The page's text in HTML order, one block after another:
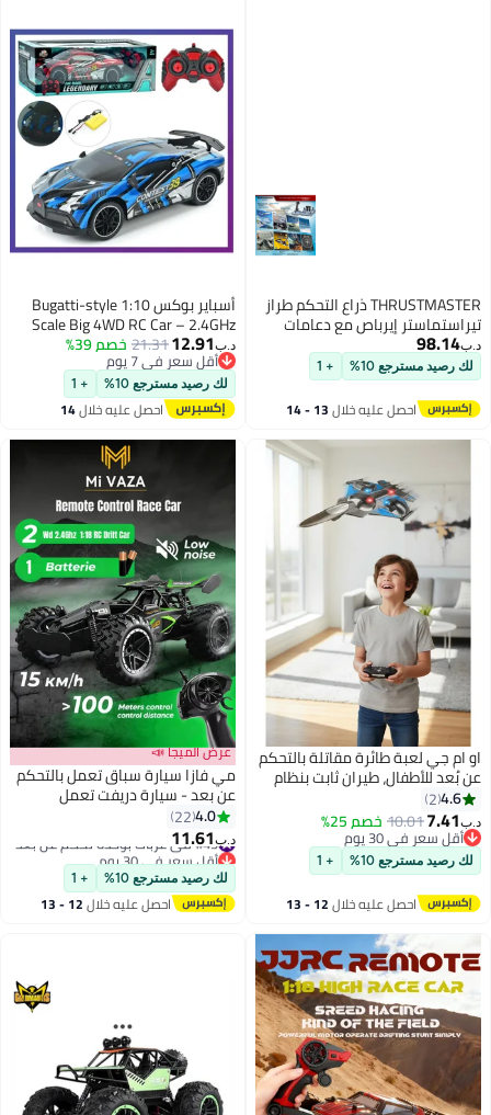
THRUSTMASTER ذراع التحكم طراز
تيراستماستر إيرباص مع دعامات
ومفسدات متوافق مع محاكي
الطيران للكمبيوتر
د.ب‏98.14
لك رصيد مسترجع 10% + 1
احصل عليه خلال 13 - 14
أسباير بوكس Bugatti-style 1:10
Scale Big 4WD RC Car – 2.4GHz
High-Speed Drift with LED Lights
for Kids & Adults
د.ب‏12.91
21.31خصم 39%
أقل سعر في 7 يوم
أقل سعر في 7 يوم
لك رصيد مسترجع 10% + 1
احصل عليه خلال14
او ام جي لعبة طائرة مقاتلة بالتحكم
عن بُعد للأطفال، طيران ثابت بنظام
جيروسكوب رباعي المحاور، طائرة
تحكم لاسلكي 2.4 جيجاهرتز، أضواء
LED، هيكل فوم خفيف الوزن،
للأعمار 14+ سنة
4.6
2
د.ب‏7.41
10.01خصم 25%
أقل سعر في 30 يوم
أقل سعر في 30 يوم
لك رصيد مسترجع 10% + 1
احصل عليه خلال 12 - 13
اغسطس
عرض الميجا 📣
مي فازا سيارة سباق تعمل بالتحكم
عن بعد - سيارة دريفت تعمل
مركبة عالية السرعة - دفع ثنائي،
2.4 جيجاهرتز، 15 كم/ساعة، بطارية
قابلة لإعادة الشحن، مناسبة
لمختلف التضاريس - هدايا للأطفال
4.0
22
د.ب‏11.61
#43 في عربات بوحدة تحكم عن بُعد
أقل سعر في 30 يوم
#43 في عربات بوحدة تحكم عن بُعد
لك رصيد مسترجع 10% + 1
احصل عليه خلال 12 - 13
اغسطس